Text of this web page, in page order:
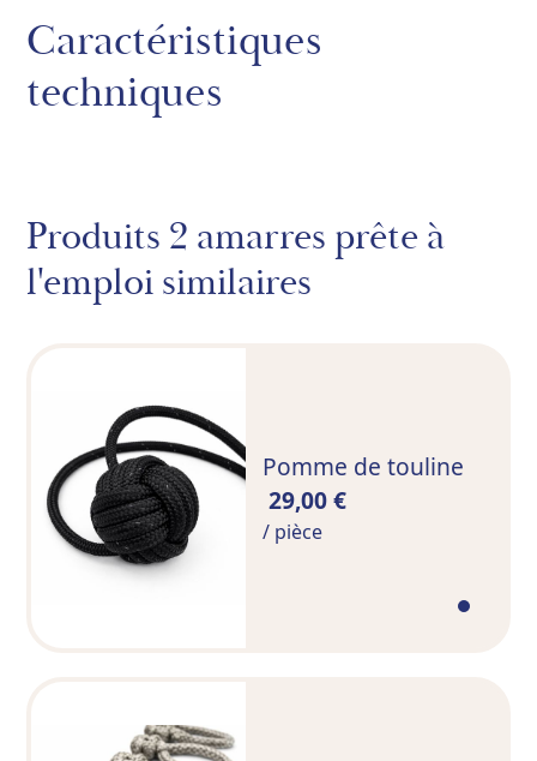
Caractéristiques
techniques
Produits 2 amarres prête à
l'emploi similaires
Pomme de touline
29,00 €
/ pièce